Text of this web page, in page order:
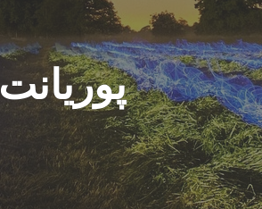
ح
و
ا
پوریانت